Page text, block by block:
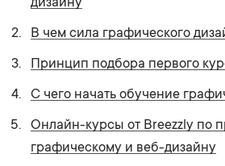
В чем сила графического
Принцип подбора первого
С чего начать обучение
Онлайн-курсы от Breezzly по
графическому и веб-дизайну